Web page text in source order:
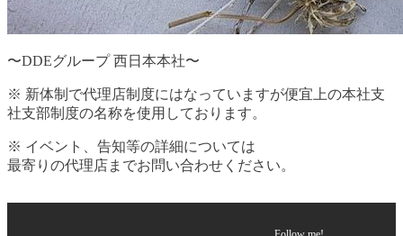
〜DDEグループ 西日本本社〜
※ 新体制で代理店制度にはなっていますが便宜上の本社支
社支部制度の名称を使用しております。
※ イベント、告知等の詳細については
最寄りの代理店までお問い合わせください。